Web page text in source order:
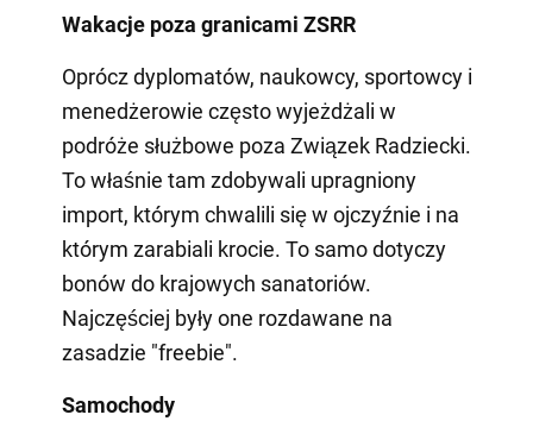
Wakacje poza granicami ZSRR
Oprócz dyplomatów, naukowcy, sportowcy i
menedżerowie często wyjeżdżali w
podróże służbowe poza Związek Radziecki.
To właśnie tam zdobywali upragniony
import, którym chwalili się w ojczyźnie i na
którym zarabiali krocie. To samo dotyczy
bonów do krajowych sanatoriów.
Najczęściej były one rozdawane na
zasadzie "freebie".
Samochody